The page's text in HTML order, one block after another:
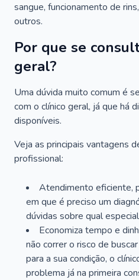
sangue, funcionamento de
outros.
Por que se
geral?
Uma dúvida muito comum é
com o clínico geral, já que há
disponíveis.
Veja as principais vantagens
profissional:
Atendimento eficiente,
em que é preciso um
dúvidas sobre qual
Economiza tempo e
não correr o risco de
para a sua condição, o
problema já na primeira